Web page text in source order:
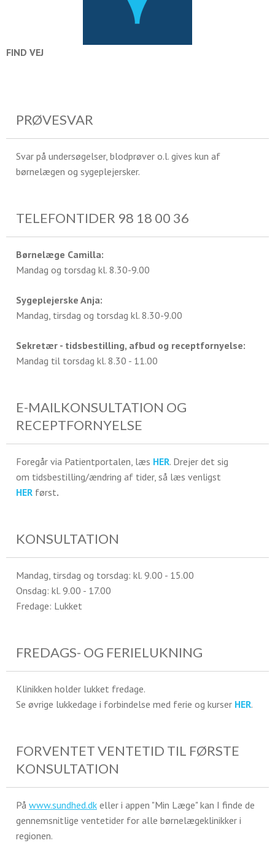
FIND VEJ
PRØVESVAR
Svar på undersøgelser, blodprøver o.l. gives kun af
børnelægen og sygeplejersker.
TELEFONTIDER 98 18 00 36
Børnelæge Camilla:
Mandag og torsdag kl. 8.30-9.00
Sygeplejerske Anja:
Mandag, tirsdag og torsdag kl. 8.30-9.00
Sekretær - tidsbestilling, afbud og receptfornyelse:
Mandag til torsdag kl. 8.30 - 11.00
E-MAILKONSULTATION OG
RECEPTFORNYELSE
Foregår via Patientportalen, læs HER. Drejer det sig
om tidsbestilling/ændring af tider, så læs venligst
HER først.
KONSULTATION
Mandag, tirsdag og torsdag: kl. 9.00 - 15.00
Onsdag: kl. 9.00 - 17.00
Fredage: Lukket
FREDAGS- OG FERIELUKNING
Klinikken holder lukket fredage.
Se øvrige lukkedage i forbindelse med ferie og kurser HER.
FORVENTET VENTETID TIL FØRSTE
KONSULTATION
På www.sundhed.dk eller i appen "Min Læge" kan I finde de
gennemsnitlige ventetider for alle børnelægeklinikker i
regionen.